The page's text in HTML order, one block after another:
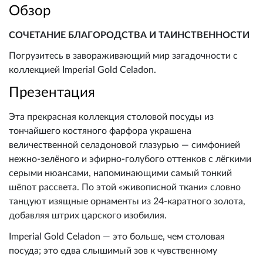
Обзор
СОЧЕТАНИЕ БЛАГОРОДСТВА И ТАИНСТВЕННОСТИ
Погрузитесь в завораживающий мир загадочности с
коллекцией Imperial Gold Celadon.
Презентация
Эта прекрасная коллекция столовой посуды из
тончайшего костяного фарфора украшена
величественной селадоновой глазурью — симфонией
нежно-зелёного и эфирно-голубого оттенков с лёгкими
серыми нюансами, напоминающими самый тонкий
шёпот рассвета. По этой «живописной ткани» словно
танцуют изящные орнаменты из 24-каратного золота,
добавляя штрих царского изобилия.
Imperial Gold Celadon — это больше, чем столовая
посуда; это едва слышимый зов к чувственному